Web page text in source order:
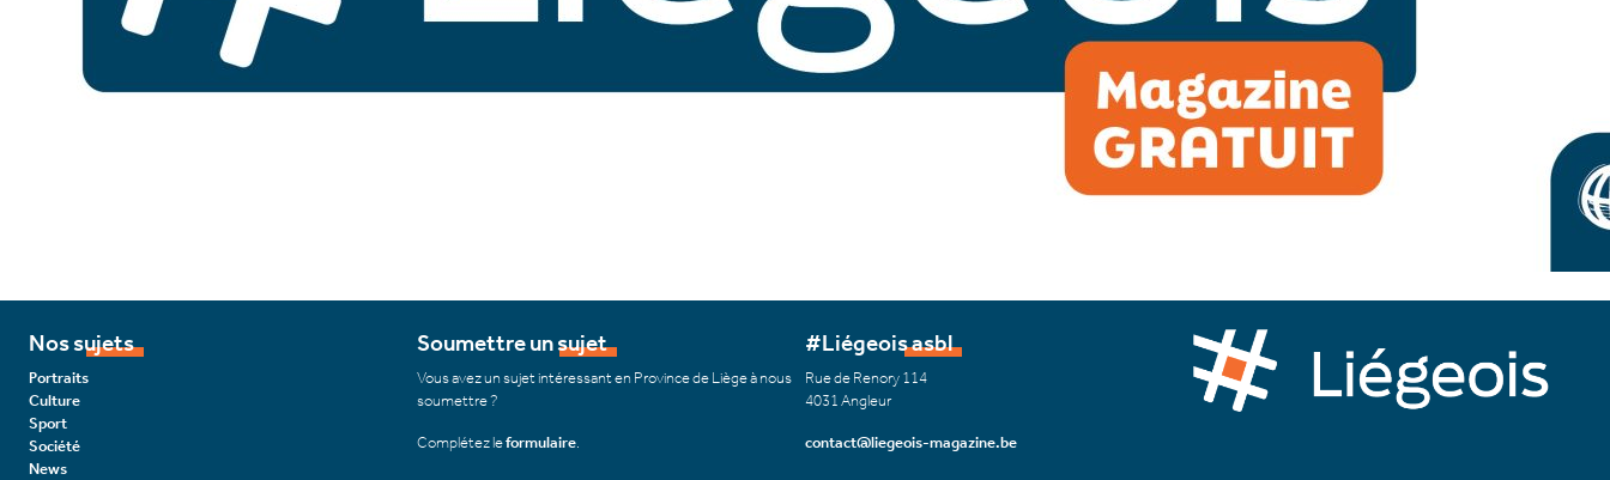
Nos sujets
Portraits
Culture
Sport
Société
News
Soumettre un sujet
Vous avez un sujet intéressant en Province de Liège à nous
soumettre ?
Complétez leformulaire
#Liégeois asbl
Rue de Renory 114
4031 Angleur
contact@liegeois-magazine.be